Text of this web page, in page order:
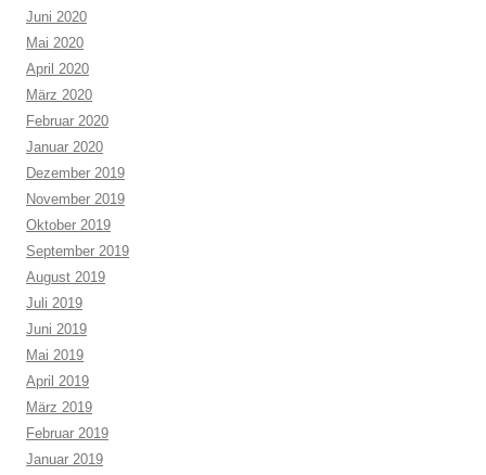
Juni 2020
Mai 2020
April 2020
März 2020
Februar 2020
Januar 2020
Dezember 2019
November 2019
Oktober 2019
September 2019
August 2019
Juli 2019
Juni 2019
Mai 2019
April 2019
März 2019
Februar 2019
Januar 2019